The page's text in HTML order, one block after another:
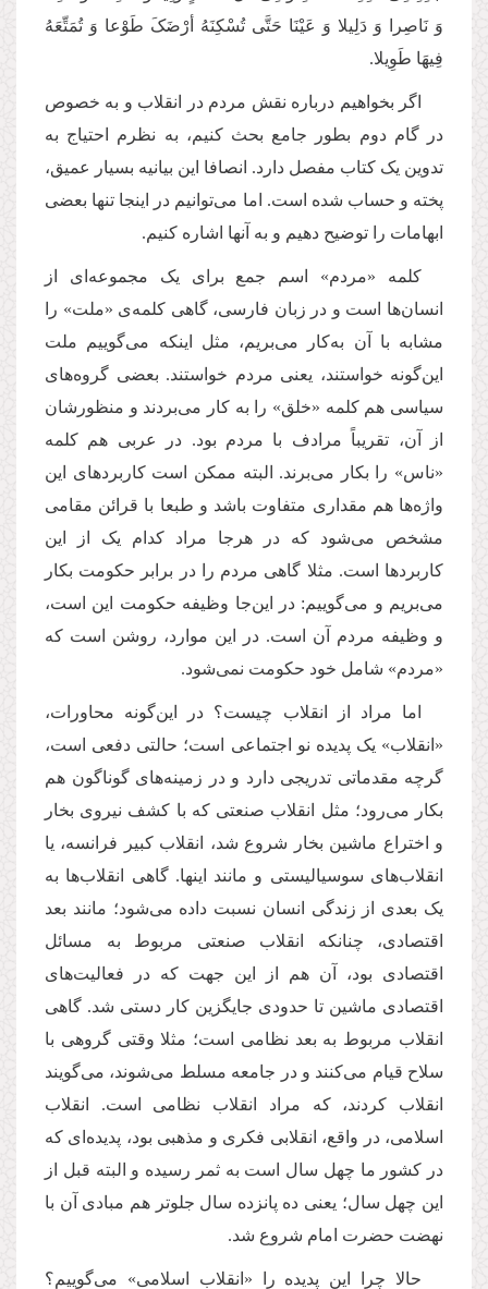
وَ نَاصِرا وَ دَلِیلا وَ عَیْنَا حَتَّی تُسْکِنَهُ أرْضَکَ طَوْعا وَ تُمَتِّعَهُ
فِیهَا طَوِیلا.
اگر بخواهیم درباره نقش مردم در انقلاب و به خصوص
در گام دوم بطور جامع بحث کنیم، به نظرم احتیاج به
تدوین یک کتاب مفصل دارد. انصافا این بیانیه بسیار عمیق،
پخته و حساب شده است. اما می‌توانیم در اینجا تنها بعضی
ابهامات را توضیح دهیم و به آنها اشاره کنیم.
کلمه «مردم» اسم جمع برای یک مجموعه‌ای از
انسان‌ها است و در زبان فارسی، گاهی کلمه‌ی «ملت» را
مشابه با آن به‌کار می‌بریم، مثل اینکه می‌گوییم ملت
این‌گونه خواستند، یعنی مردم خواستند. بعضی گروه‌های
سیاسی هم کلمه «خلق» را به کار می‌بردند و منظورشان
از آن، تقریباً مرادف با مردم بود. در عربی هم کلمه
«ناس» را بکار می‌برند. البته ممکن است کاربردهای این
واژه‌ها هم مقداری متفاوت باشد و طبعا با قرائن مقامی
مشخص می‌شود که در هرجا مراد کدام یک از این
کاربردها است. مثلا گاهی مردم را در برابر حکومت بکار
می‌بریم و می‌گوییم: در این‌جا وظیفه حکومت این است،
و وظیفه مردم آن است. در این موارد، روشن است که
«مردم» شامل خود حکومت نمی‌شود.
اما مراد از انقلاب چیست؟ در این‌گونه محاورات،
«انقلاب» یک پدیده نو اجتماعی است؛ حالتی دفعی است،
گرچه مقدماتی تدریجی دارد و در زمینه‌های گوناگون هم
بکار می‌رود؛ مثل انقلاب صنعتی که با کشف نیروی بخار
و اختراع ماشین بخار شروع شد، انقلاب کبیر فرانسه، یا
انقلاب‌های سوسیالیستی و مانند اینها. گاهی انقلاب‌ها به
یک بعدی از زندگی انسان نسبت داده می‌شود؛ مانند بعد
اقتصادی، چنانکه انقلاب صنعتی مربوط به مسائل
اقتصادی بود، آن هم از این جهت که در فعالیت‌های
اقتصادی ماشین تا حدودی جایگزین کار دستی شد. گاهی
انقلاب مربوط به بعد نظامی است؛ مثلا وقتی گروهی با
سلاح قیام می‌کنند و در جامعه مسلط می‌شوند، می‌گویند
انقلاب کردند، که مراد انقلاب نظامی است. انقلاب
اسلامی، در واقع، انقلابی فکری و مذهبی بود، پدیده‌ای که
در کشور ما چهل سال است به ثمر رسیده و البته قبل از
این چهل سال؛ یعنی ده پانزده سال جلوتر هم مبادی آن با
نهضت حضرت امام شروع شد.
حالا چرا این پدیده را «انقلاب اسلامی» می‌گوییم؟